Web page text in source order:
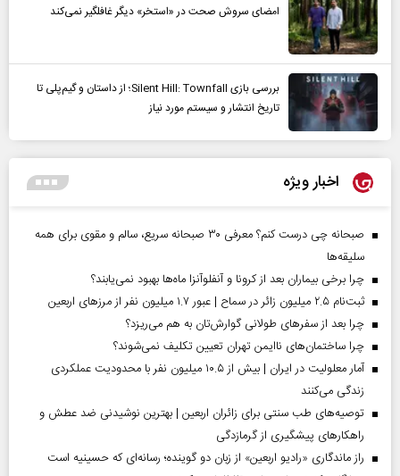
امضای سروش صحت در «استخر» دیگر غافلگیر نمی‌کند
بررسی بازی Silent Hill: Townfall؛ از داستان و گیم‌پلی تا
تاریخ انتشار و سیستم مورد نیاز
اخبار ویژه
صبحانه چی درست کنم؟ معرفی ۳۰ صبحانه سریع، سالم و مقوی برای همه
سلیقه‌ها
چرا برخی بیماران بعد از کرونا و آنفلوآنزا ماه‌ها بهبود نمی‌یابند؟
ثبت‌نام ۲.۵ میلیون زائر در سماح | عبور ۱.۷ میلیون نفر از مرز‌های اربعین
چرا بعد از سفرهای طولانی گوارش‌تان به هم می‌ریزد؟
چرا ساختمان‌های ناایمن تهران تعیین تکلیف نمی‌شوند؟
آمار معلولیت در ایران | بیش از ۱۰.۵ میلیون نفر با محدودیت عملکردی
زندگی می‌کنند
توصیه‌های طب سنتی برای زائران اربعین | بهترین نوشیدنی ضد عطش و
راهکارهای پیشگیری از گرمازدگی
راز ماندگاری «رادیو اربعین» از زبان دو گوینده؛ رسانه‌ای که حسینیه است